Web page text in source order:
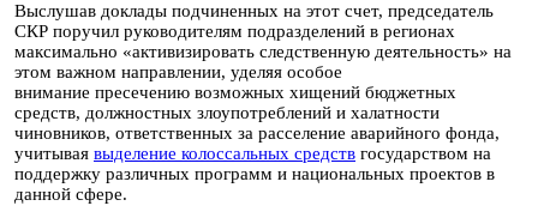
Выслушав доклады подчиненных на этот счет, председатель
СКР поручил руководителям подразделений в регионах
максимально «активизировать следственную деятельность» на
этом важном направлении, уделяя особое
внимание пресечению возможных хищений бюджетных
средств, должностных злоупотреблений и халатности
чиновников, ответственных за расселение аварийного фонда,
учитывая выделение колоссальных средств государством на
поддержку различных программ и национальных проектов в
данной сфере.